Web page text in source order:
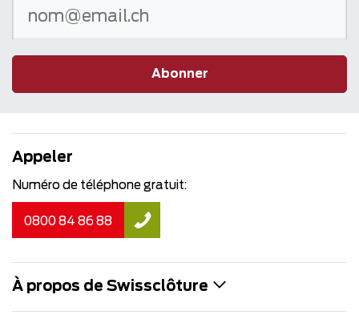
Abonner
Appeler
Numéro de téléphone gratuit:
0800 84 86 88
À propos de Swissclôture